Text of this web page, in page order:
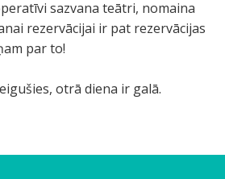
sazvana teātri, nomaina
rezervācijai ir pat rezervācijas
par to!
otrā diena ir galā.